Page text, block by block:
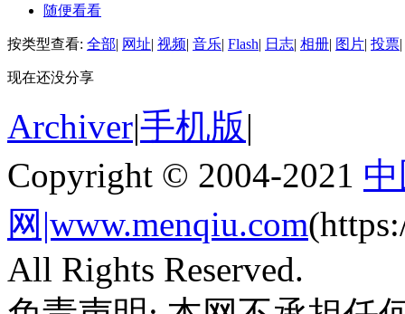
随便看看
按类型查看: 全部| 网址| 视频| 音乐| Flash| 日志| 相册| 图片| 投票|
现在还没分享
Archiver|手机版|
Copyright © 2004-2021
网|www.menqiu.com
All Rights Reserved.